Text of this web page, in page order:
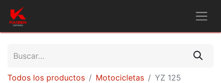
Todos los productos Motocicletas YZ 125